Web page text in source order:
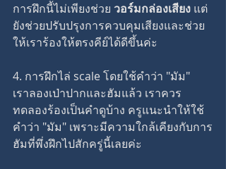
การฝึกนี้ไม่เพียงช่วย วอร์มกล่องเสียง แต่
ยังช่วยปรับปรุงการควบคุมเสียงและช่วย
ให้เราร้องให้ตรงคีย์ได้ดีขึ้นค่ะ
4. การฝึกไล่ scale โดยใช้คำว่า "มัม"
เราลองเป่าปากและฮัมแล้ว เราควร
ทดลองร้องเป็นคำดูบ้าง ครูแนะนำให้ใช้
คำว่า "มัม" เพราะมีความใกล้เคียงกับการ
ฮัมที่พึ่งฝึกไปสักครู่นี้เลยค่ะ